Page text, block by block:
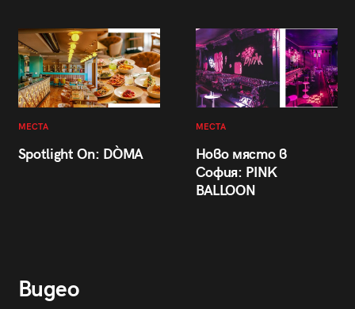
МЕСТА
Spotlight On: DÒMA
МЕСТА
Ново място в
София: PINK
BALLOON
Видео